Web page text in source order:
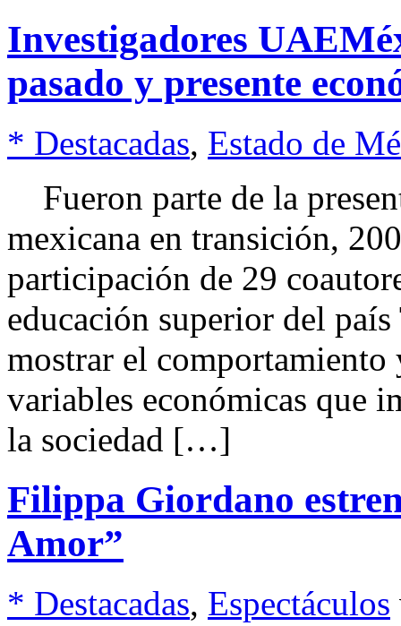
Investigadores
pasado y presente
* Destacadas, Estado de
Fueron parte de la
mexicana en transición,
participación de 29
educación superior del
mostrar el comportamiento
variables económicas que
la sociedad […]
Filippa Giordano
Amor”
* Destacadas, Espectáculos